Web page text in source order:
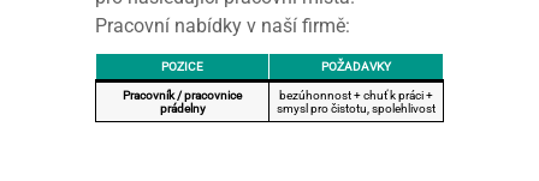
Pracovní nabídky v naší firmě:
POZICE POŽADAVKY
Pracovník / pracovnice
prádelny
bezúhonnost + chuť k práci +
smysl pro čistotu, spolehlivost